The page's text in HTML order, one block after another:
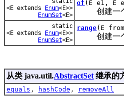
<E extends Enum<E>>
EnumSet<E>
of (E e1, E
创建一个
static
<E extends Enum<E>>
EnumSet<E>
range(E
创建一个
从类 java.util.AbstractSet 继承的
equals , hashCode , removeAll